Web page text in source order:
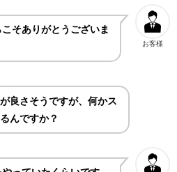
お客様
そありがとうございま
良さそうですが、何かス
んですか？